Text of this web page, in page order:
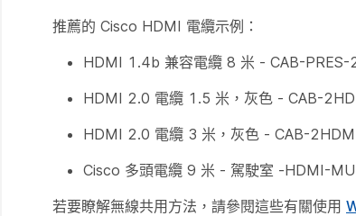
推薦的 Cisco HDMI 電纜示例：
HDMI 1.4b 兼容電纜 8 米 - CAB-PRES-
HDMI 2.0 電纜 1.5 米，灰色 - CAB-
HDMI 2.0 電纜 3 米，灰色 - CAB-
Cisco 多頭電纜 9 米 - 駕駛室 -HDMI-
若要瞭解無線共用方法，請參閱這些有關使用